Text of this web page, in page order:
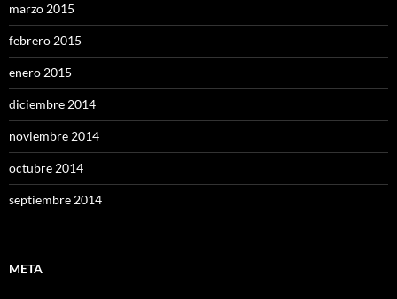
marzo 2015
febrero 2015
enero 2015
diciembre 2014
noviembre 2014
octubre 2014
septiembre 2014
META